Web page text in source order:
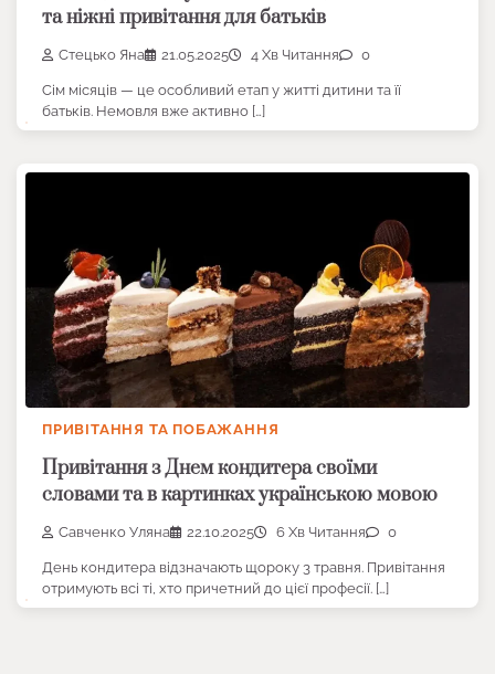
та ніжні привітання для батьків
Стецько Яна 21.05.2025 4 Хв Читання 0
Сім місяців — це особливий етап у житті дитини та її
батьків. Немовля вже активно […]
ПРИВІТАННЯ ТА ПОБАЖАННЯ
Привітання з Днем кондитера своїми
словами та в картинках українською мовою
Савченко Уляна 22.10.2025 6 Хв Читання 0
День кондитера відзначають щороку 3 травня. Привітання
отримують всі ті, хто причетний до цієї професії. […]